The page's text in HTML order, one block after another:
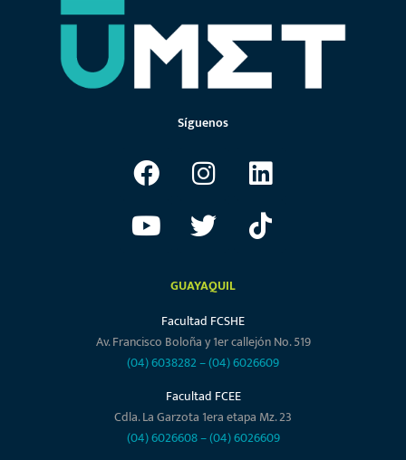
Síguenos
GUAYAQUIL
Facultad FCSHE
Av. Francisco Boloña y 1er callejón No. 519
(04) 6038282–(04) 6026609
Facultad FCEE
Cdla. La Garzota 1era etapa Mz. 23
(04) 6026608–(04) 6026609